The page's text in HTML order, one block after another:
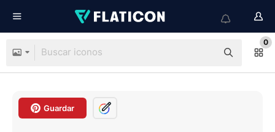
0
Guardar